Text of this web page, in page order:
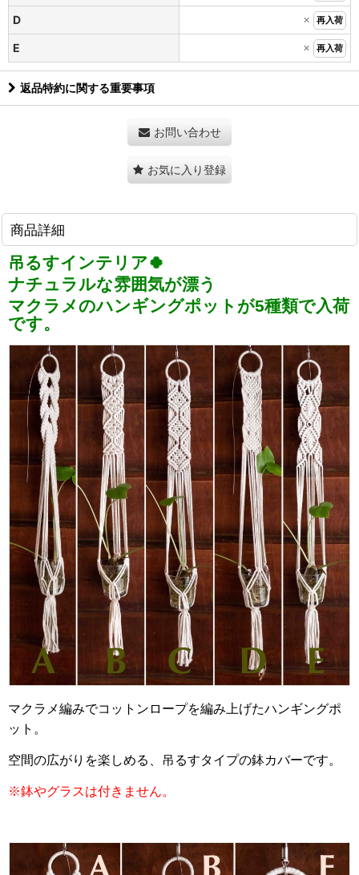
D × 再入荷
E × 再入荷
返品特約に関する重要事項
お問い合わせ
お気に入り登録
商品詳細
吊るすインテリア🍀
ナチュラルな雰囲気が漂う
マクラメのハンギングポットが5種類で入荷
です。
マクラメ編みでコットンロープを編み上げたハンギングポ
ット。
空間の広がりを楽しめる、吊るすタイプの鉢カバーです。
※鉢やグラスは付きません。